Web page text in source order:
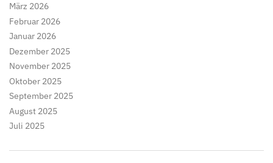
März 2026
Februar 2026
Januar 2026
Dezember 2025
November 2025
Oktober 2025
September 2025
August 2025
Juli 2025